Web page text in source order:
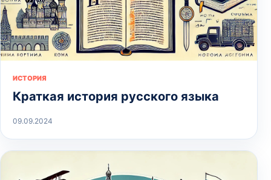
ИСТОРИЯ
Краткая история русского языка
09.09.2024